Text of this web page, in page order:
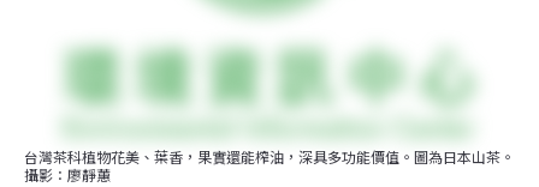
台灣茶科植物花美、葉香，果實還能榨油，深具多功能價值。圖為日本山茶。
攝影：廖靜蕙